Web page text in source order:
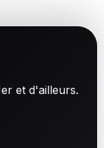
et d'ailleurs.